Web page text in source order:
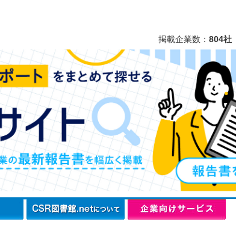
掲載企業数： 804社